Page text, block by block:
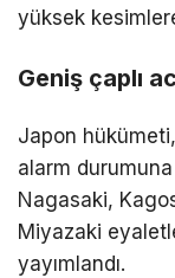
yüksek
Geniş çaplı
Japon
alarm durumuna
Nagasaki,
Miyazaki
yayımlandı.